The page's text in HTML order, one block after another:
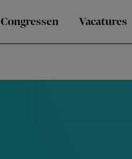
Congressen Vacatures